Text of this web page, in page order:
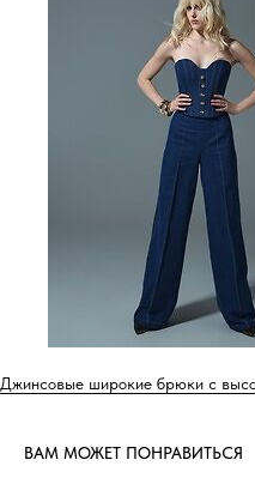
Джинсовые широкие брюки с
ВАМ МОЖЕТ ПОНРАВИТЬСЯ